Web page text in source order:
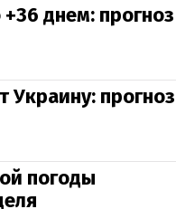
днем: прогноз
прогноз
погоды